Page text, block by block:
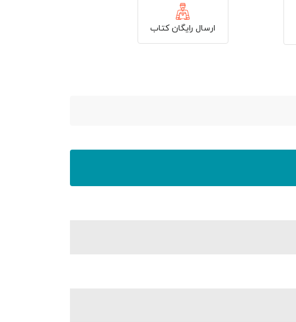
ارسال رایگان کتاب